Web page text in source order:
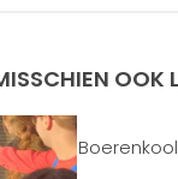
OOK